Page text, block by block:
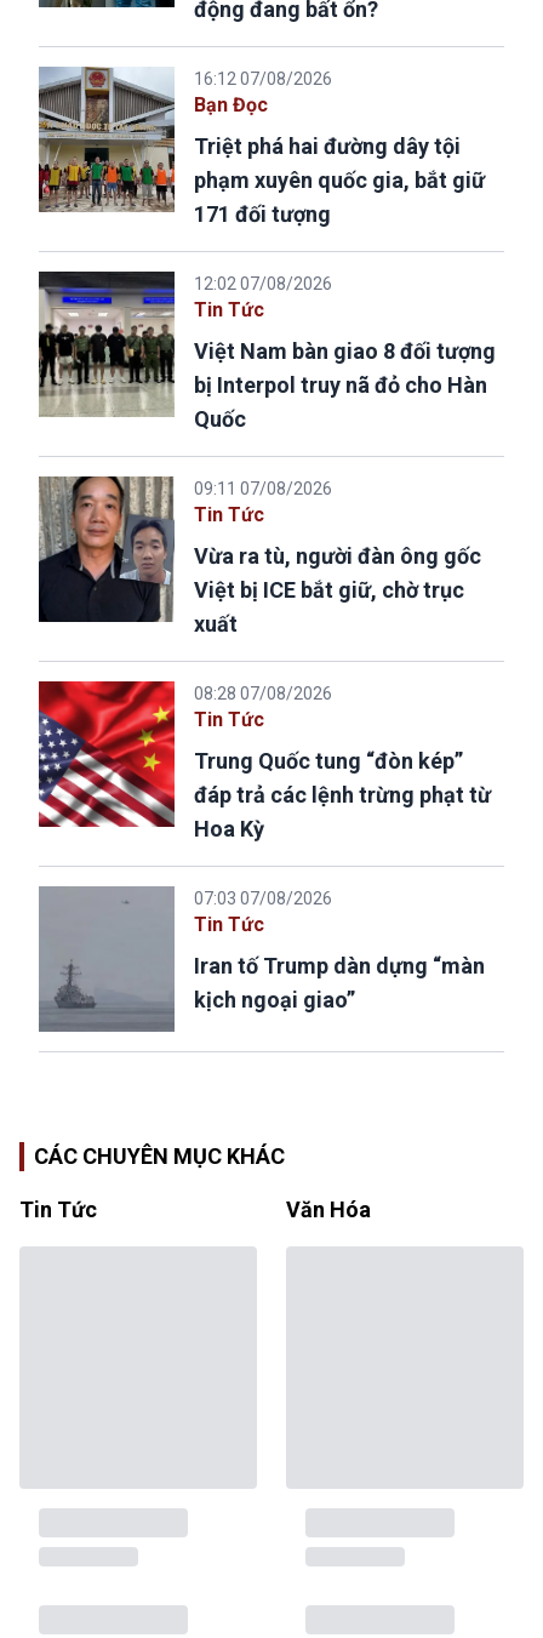
động đang bất ổn?
16:12 07/08/2026
Bạn Đọc
Triệt phá hai đường dây tội
phạm xuyên quốc gia, bắt giữ
171 đối tượng
12:02 07/08/2026
Tin Tức
Việt Nam bàn giao 8 đối tượng
bị Interpol truy nã đỏ cho Hàn
Quốc
09:11 07/08/2026
Tin Tức
Vừa ra tù, người đàn ông gốc
Việt bị ICE bắt giữ, chờ trục
xuất
08:28 07/08/2026
Tin Tức
Trung Quốc tung “đòn kép”
đáp trả các lệnh trừng phạt từ
Hoa Kỳ
07:03 07/08/2026
Tin Tức
Iran tố Trump dàn dựng “màn
kịch ngoại giao”
CÁC CHUYÊN MỤC KHÁC
Tin Tức Văn Hóa